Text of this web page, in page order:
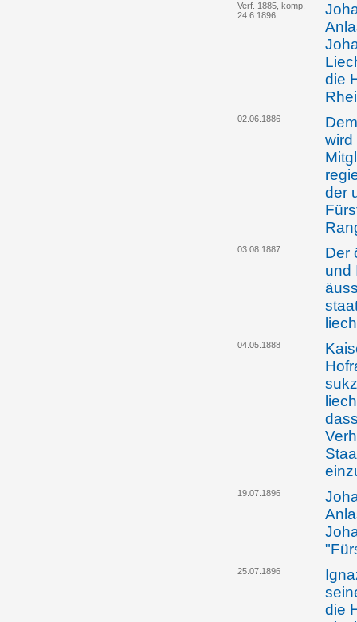
Verf. 1885, komp.
24.6.1896
die
02.06.1886
wird
der
03.08.1887
Der
und
04.05.1888
19.07.1896
25.07.1896
die